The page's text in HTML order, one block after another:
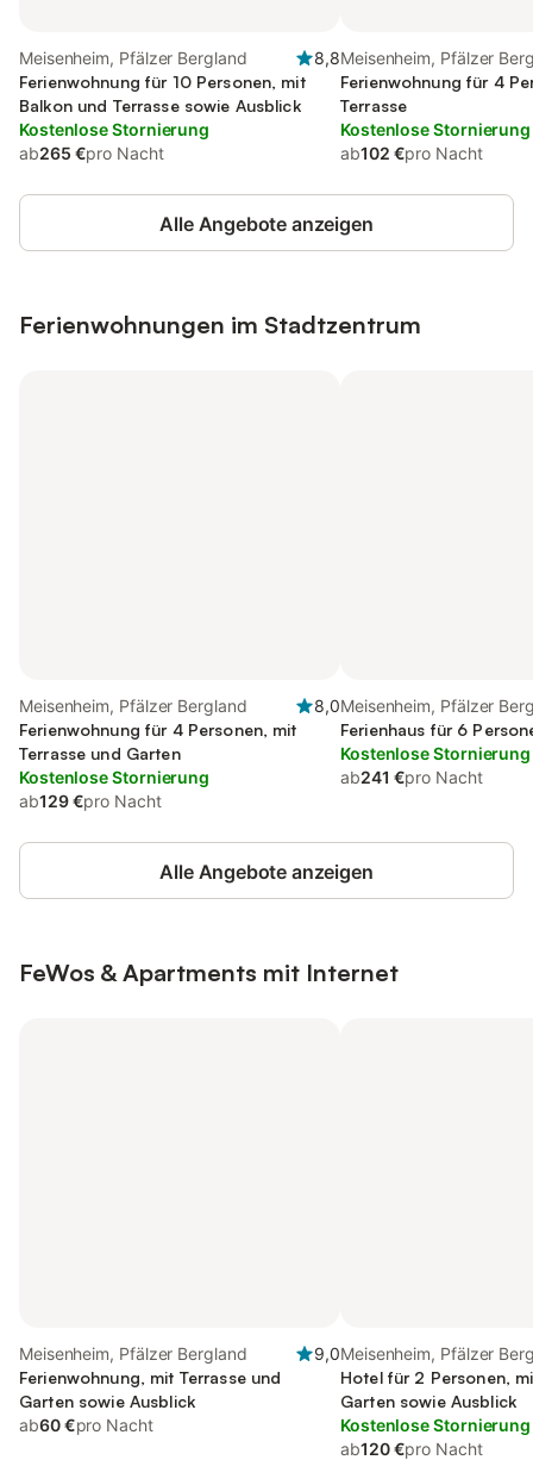
Meisenheim, Pfälzer Bergland
8,8
Ferienwohnung für 10 Personen, mit
Balkon und Terrasse sowie Ausblick
Kostenlose Stornierung
ab265 €pro Nacht
Meisenheim, Pfälzer
Ferienwohnung für 4
Terrasse
Kostenlose Stornierung
ab102 €pro Nacht
Alle Angebote anzeigen
Ferienwohnungen im Stadtzentrum
Meisenheim, Pfälzer Bergland
8,0
Ferienwohnung für 4 Personen, mit
Terrasse und Garten
Kostenlose Stornierung
ab129 €pro Nacht
Meisenheim, Pfälzer
Ferienhaus für 6
Kostenlose Stornierung
ab241 €pro Nacht
Alle Angebote anzeigen
FeWos & Apartments mit Internet
Meisenheim, Pfälzer Bergland
9,0
Ferienwohnung, mit Terrasse und
Garten sowie Ausblick
ab60 €pro Nacht
Meisenheim, Pfälzer
Hotel für 2 Personen,
Garten sowie Ausblick
Kostenlose Stornierung
ab120 €pro Nacht